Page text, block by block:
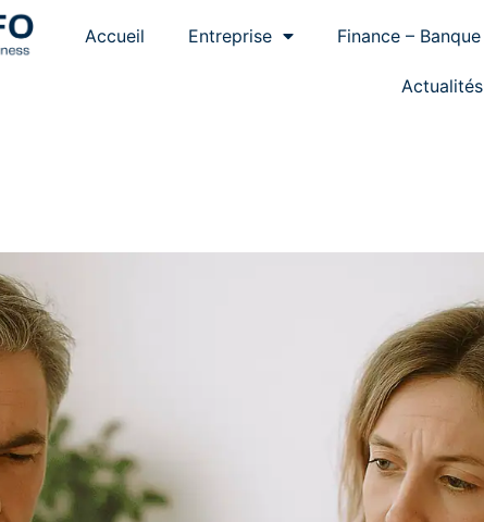
Accueil Entreprise Finance – Banque
Actualités